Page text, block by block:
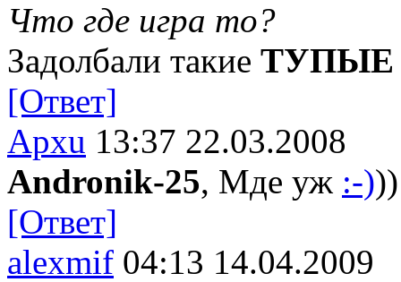
Что где игра то?
Задолбали такие ТУПЫЕ
[Ответ]
Apxu 13:37 22.03.2008
Andronik-25, Мде уж :-)))
[Ответ]
alexmif 04:13 14.04.2009